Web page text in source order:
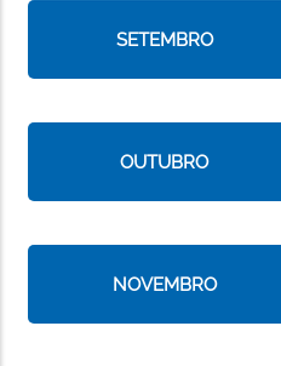
SETEMBRO
OUTUBRO
NOVEMBRO